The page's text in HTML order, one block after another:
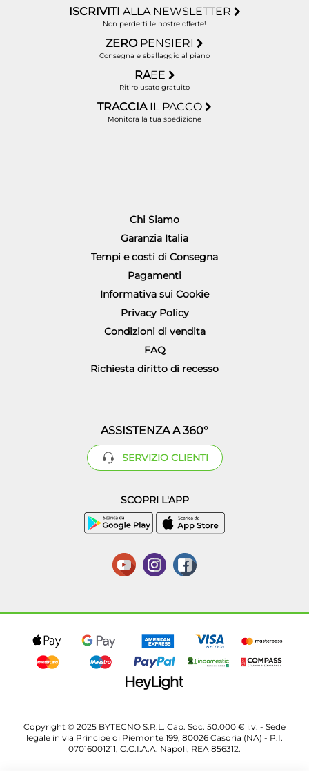
ISCRIVITI ALLA NEWSLETTER
Non perderti le nostre offerte!
ZERO PENSIERI
Consegna e sballaggio al piano
RAEE
Ritiro usato gratuito
TRACCIA IL PACCO
Monitora la tua spedizione
Chi Siamo
Garanzia Italia
Tempi e costi di Consegna
Pagamenti
Informativa sui Cookie
Privacy Policy
Condizioni di vendita
FAQ
Richiesta diritto di recesso
ASSISTENZA A 360°
SERVIZIO CLIENTI
SCOPRI L'APP
Copyright © 2025 BYTECNO S.R.L. Cap. Soc. 50.000 € i.v. - Sede
legale in via Principe di Piemonte 199, 80026 Casoria (NA) - P.I.
07016001211, C.C.I.A.A. Napoli, REA 856312.